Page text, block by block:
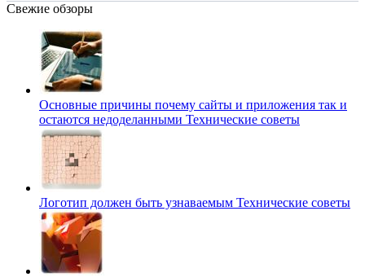
Свежие обзоры
Основные причины почему сайты и приложения так и
остаются недоделанными Технические советы
Логотип должен быть узнаваемым Технические советы